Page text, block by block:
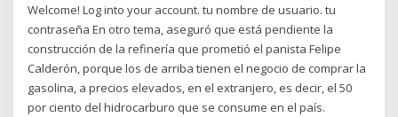
Welcome! Log into your account. tu nombre de usuario. tu
contraseña En otro tema, aseguró que está pendiente la
construcción de la refinería que prometió el panista Felipe
Calderón, porque los de arriba tienen el negocio de comprar la
gasolina, a precios elevados, en el extranjero, es decir, el 50
por ciento del hidrocarburo que se consume en el país.